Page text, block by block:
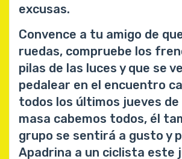
excusas.
Convence a tu amigo de
ruedas, compruebe los
pilas de las luces y que se
pedalear en el encuentro
todos los últimos jueves de
masa cabemos todos, él
grupo se sentirá a gusto y
Apadrina a un ciclista este